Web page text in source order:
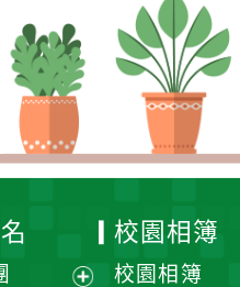
校園相簿
校園相簿